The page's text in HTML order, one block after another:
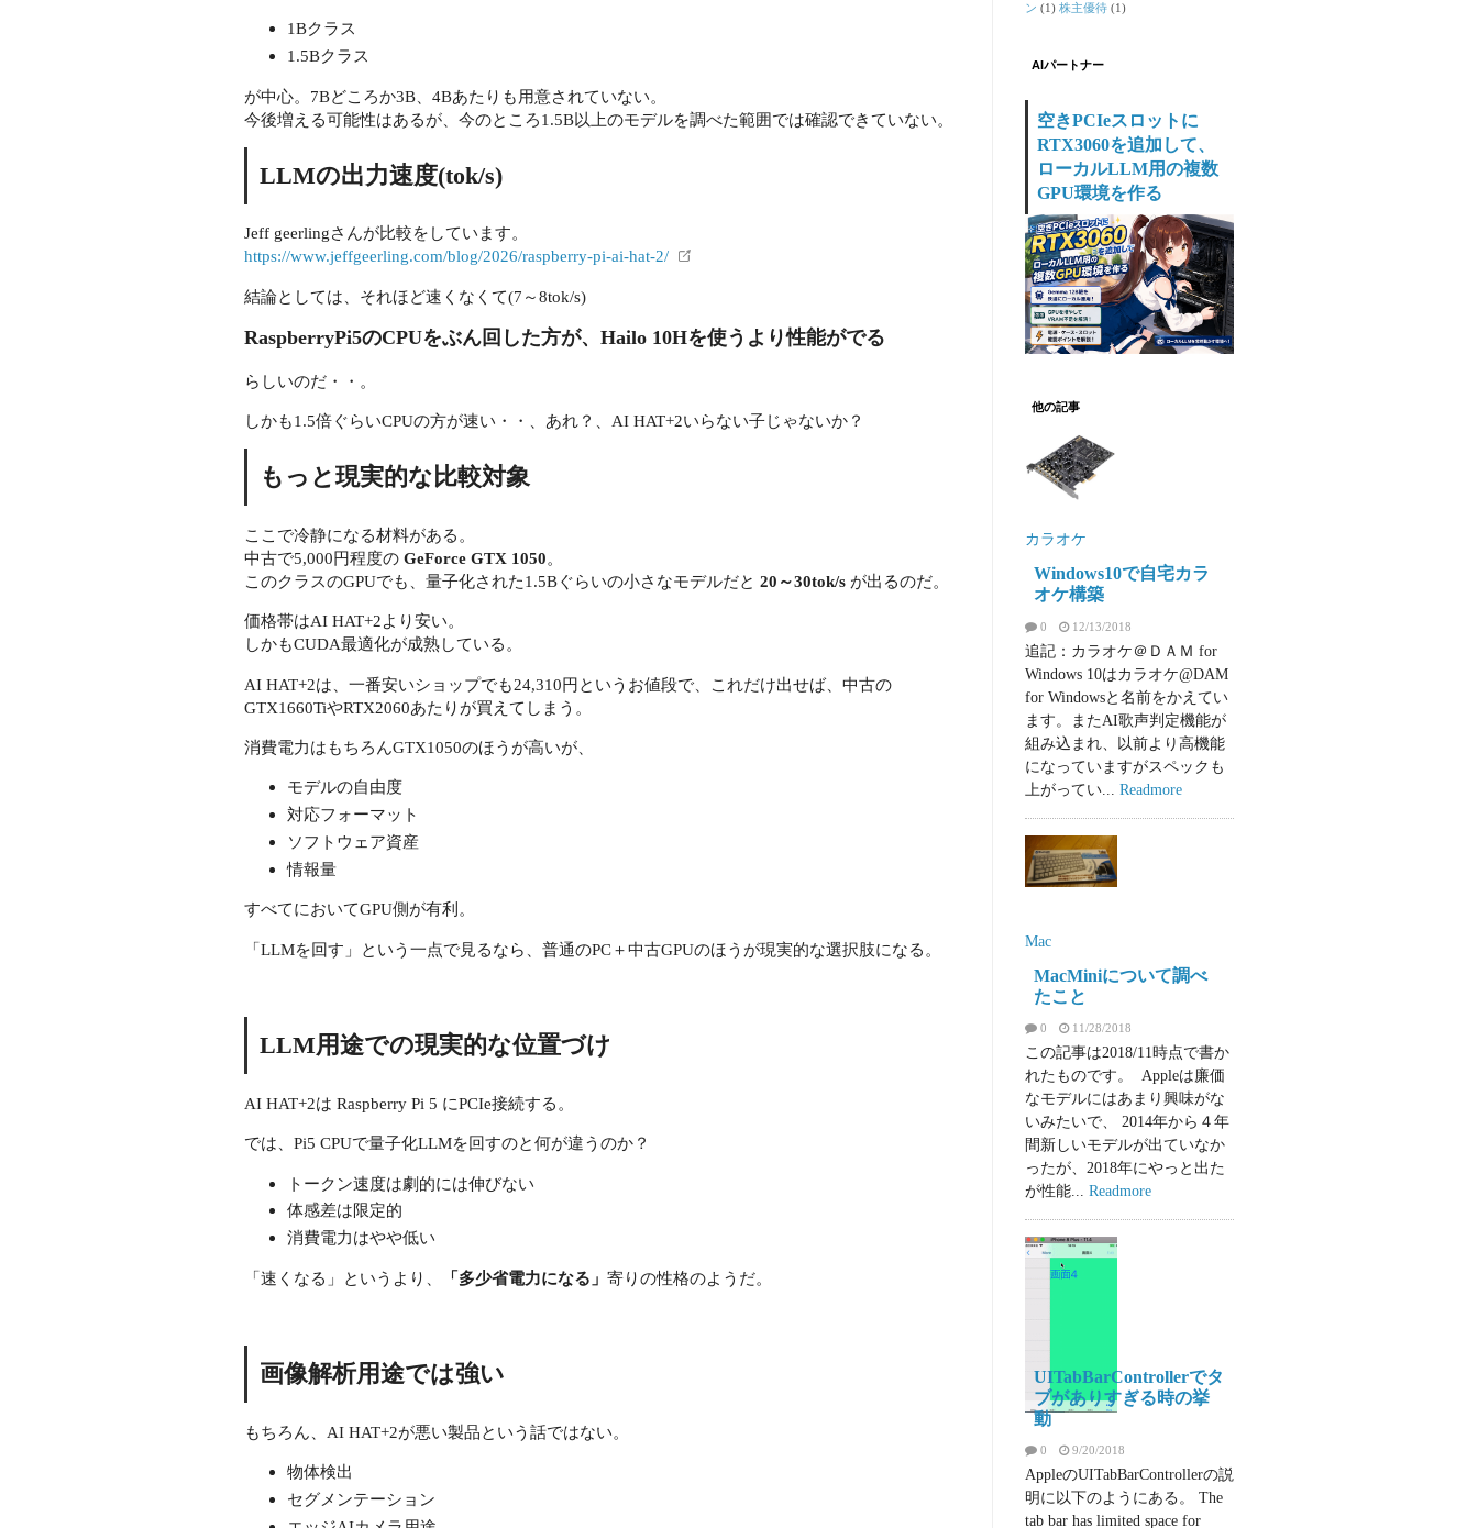
1Bクラス
1.5Bクラス
が中心。7Bどころか3B、4Bあたりも用意されていない。
今後増える可能性はあるが、今のところ1.5B以上のモデルを調べた範囲では確認できていない。
LLMの出力速度(tok/s)
Jeff geerlingさんが比較をしています。
https://www.jeffgeerling.com/blog/2026/raspberry-pi-ai-hat-2/
結論としては、それほど速くなくて(7～8tok/s)
RaspberryPi5のCPUをぶん回した方が、Hailo 10Hを使うより性能がでる
らしいのだ・・。
しかも1.5倍ぐらいCPUの方が速い・・、あれ？、AI HAT+2いらない子じゃないか？
もっと現実的な比較対象
ここで冷静になる材料がある。
中古で5,000円程度の GeForce GTX 1050。
このクラスのGPUでも、量子化された1.5Bぐらいの小さなモデルだと 20～30tok/s が出るのだ。
価格帯はAI HAT+2より安い。
しかもCUDA最適化が成熟している。
AI HAT+2は、一番安いショップでも24,310円というお値段で、これだけ出せば、中古の
GTX1660TiやRTX2060あたりが買えてしまう。
消費電力はもちろんGTX1050のほうが高いが、
モデルの自由度
対応フォーマット
ソフトウェア資産
情報量
すべてにおいてGPU側が有利。
「LLMを回す」という一点で見るなら、普通のPC＋中古GPUのほうが現実的な選択肢になる。
LLM用途での現実的な位置づけ
AI HAT+2は Raspberry Pi 5 にPCIe接続する。
では、Pi5 CPUで量子化LLMを回すのと何が違うのか？
トークン速度は劇的には伸びない
体感差は限定的
消費電力はやや低い
「速くなる」というより、 「多少省電力になる」 寄りの性格のようだ。
画像解析用途では強い
もちろん、AI HAT+2が悪い製品という話ではない。
物体検出
セグメンテーション
ン (1) 株主優待 (1)
AIパートナー
空きPCIeスロットに
RTX3060を追加して、
ローカルLLM用の複数
GPU環境を作る
他の記事
カラオケ
Windows10で自宅カラ
オケ構築
0 12/13/2018
追記：カラオケ＠ＤＡＭ for
Windows 10はカラオケ@DAM
for Windowsと名前をかえてい
ます。またAI歌声判定機能が
組み込まれ、以前より高機能
になっていますがスペックも
上がってい... Readmore
Mac
MacMiniについて調べ
たこと
0 11/28/2018
この記事は2018/11時点で書か
れたものです。 Appleは廉価
なモデルにはあまり興味がな
いみたいで、 2014年から４年
間新しいモデルが出ていなか
ったが、2018年にやっと出た
が性能... Readmore
UITabBarControllerでタ
ブがありすぎる時の挙
動
0 9/20/2018
AppleのUITabBarControllerの説
明に以下のようにある。 The
tab bar has limited space for